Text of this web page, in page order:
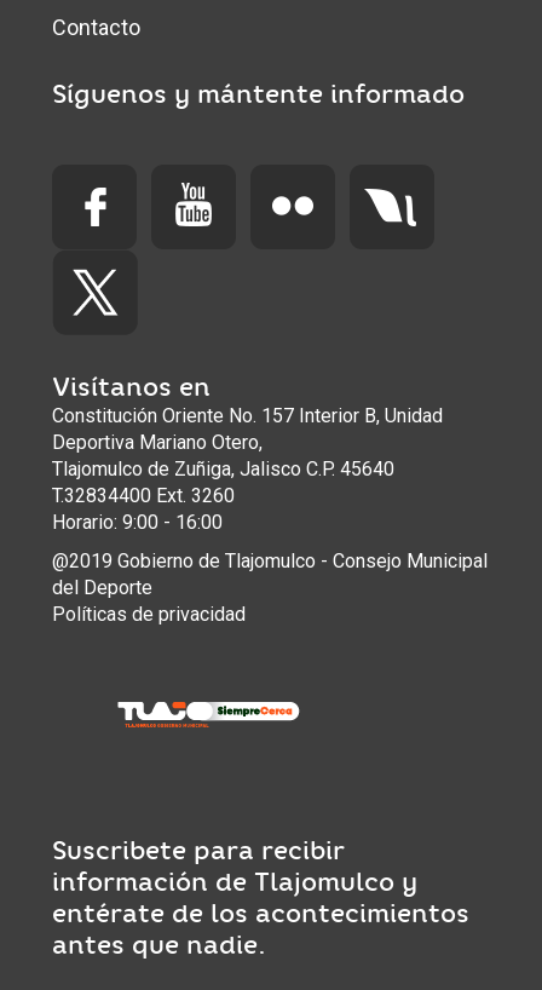
Contacto
Síguenos y mántente informado
Visítanos en
Constitución Oriente No. 157 Interior B, Unidad
Deportiva Mariano Otero,
Tlajomulco de Zuñiga, Jalisco C.P. 45640
T.32834400 Ext. 3260
Horario: 9:00 - 16:00
@2019 Gobierno de Tlajomulco - Consejo Municipal
del Deporte
Políticas de privacidad
Suscribete para recibir
información de Tlajomulco y
entérate de los acontecimientos
antes que nadie.